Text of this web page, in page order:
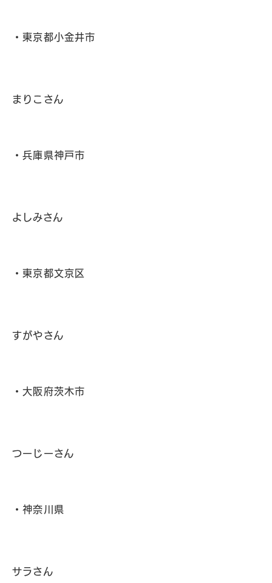
・東京都小金井市
まりこさん
・兵庫県神戸市
よしみさん
・東京都文京区
すがやさん
・大阪府茨木市
つーじーさん
・神奈川県
サラさん